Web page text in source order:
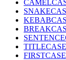
TITLECASE
FIRSTCASE